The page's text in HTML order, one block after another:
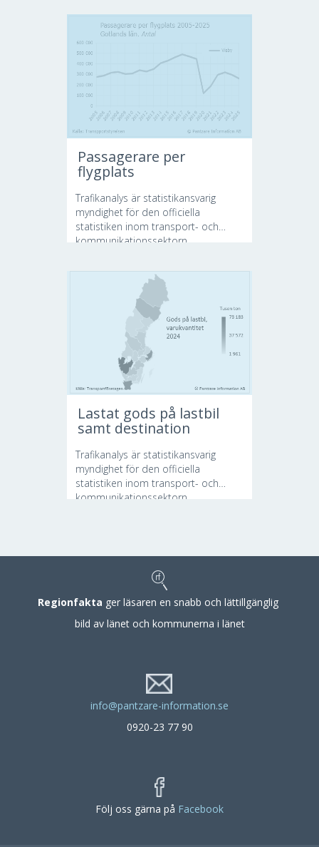
Passagerare per
flygplats
Trafikanalys är statistikansvarig
myndighet för den officiella
statistiken inom transport- och
kommunikationssektorn....
Lastat gods på lastbil
samt destination
Trafikanalys är statistikansvarig
myndighet för den officiella
statistiken inom transport- och
kommunikationssektorn....
Regionfakta ger läsaren en snabb och lättillgänglig
bild av länet och kommunerna i länet
info@pantzare-information.se
0920-23 77 90
Följ oss gärna på Facebook